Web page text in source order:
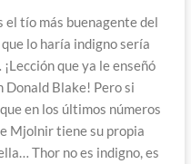
el tío más buenagente del
lo haría indigno sería
que ya le enseñó
Donald Blake! Pero si
en los últimos números
Mjolnir tiene su propia
Thor no es indigno, es